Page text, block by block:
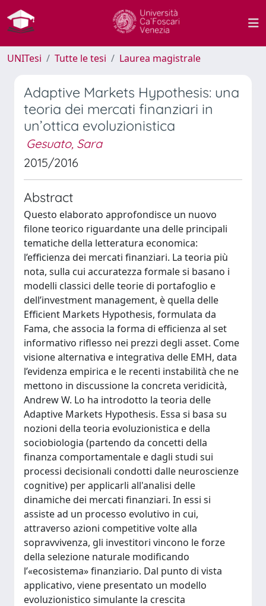
UNITesi Tutte le tesi Laurea magistrale
Adaptive Markets Hypothesis: una
teoria dei mercati finanziari in
un’ottica evoluzionistica
Gesuato, Sara
2015/2016
Abstract
Questo elaborato approfondisce un nuovo
filone teorico riguardante una delle principali
tematiche della letteratura economica:
l’efficienza dei mercati finanziari. La teoria più
nota, sulla cui accuratezza formale si basano i
modelli classici delle teorie di portafoglio e
dell’investment management, è quella delle
Efficient Markets Hypothesis, formulata da
Fama, che associa la forma di efficienza al set
informativo riflesso nei prezzi degli asset. Come
visione alternativa e integrativa delle EMH, data
l’evidenza empirica e le recenti instabilità che ne
mettono in discussione la concreta veridicità,
Andrew W. Lo ha introdotto la teoria delle
Adaptive Markets Hypothesis. Essa si basa su
nozioni della teoria evoluzionistica e della
sociobiologia (partendo da concetti della
finanza comportamentale e dagli studi sui
processi decisionali condotti dalle neuroscienze
cognitive) per applicarli all'analisi delle
dinamiche dei mercati finanziari. In essi si
assiste ad un processo evolutivo in cui,
attraverso azioni competitive volte alla
sopravvivenza, gli investitori vincono le forze
della selezione naturale modificando
l’«ecosistema» finanziario. Dal punto di vista
applicativo, viene presentato un modello
evoluzionistico simulante la crescita